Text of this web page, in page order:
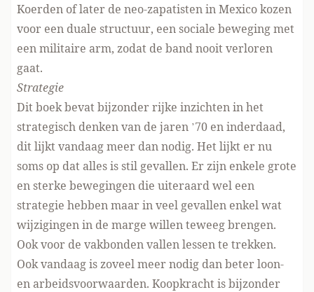
Koerden of later de neo-zapatisten in Mexico kozen
voor een duale structuur, een sociale beweging met
een militaire arm, zodat de band nooit verloren
gaat.
Strategie
Dit boek bevat bijzonder rijke inzichten in het
strategisch denken van de jaren ’70 en inderdaad,
dit lijkt vandaag meer dan nodig. Het lijkt er nu
soms op dat alles is stil gevallen. Er zijn enkele grote
en sterke bewegingen die uiteraard wel een
strategie hebben maar in veel gevallen enkel wat
wijzigingen in de marge willen teweeg brengen.
Ook voor de vakbonden vallen lessen te trekken.
Ook vandaag is zoveel meer nodig dan beter loon-
en arbeidsvoorwaarden. Koopkracht is bijzonder